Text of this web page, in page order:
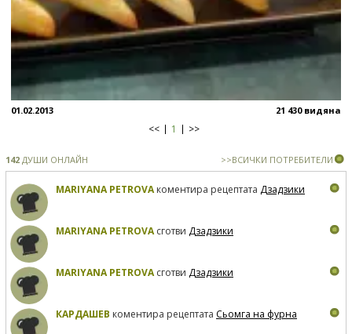
01.02.2013 21 430 видяна
<< 1 >>
142 ДУШИ ОНЛАЙН >>ВСИЧКИ ПОТРЕБИТЕЛИ
MARIYANA PETROVAкоментира рецептата Дзадзики
MARIYANA PETROVAсготви Дзадзики
MARIYANA PETROVAсготви Дзадзики
КАРДАШЕВ коментира рецептата Сьомга на фурна